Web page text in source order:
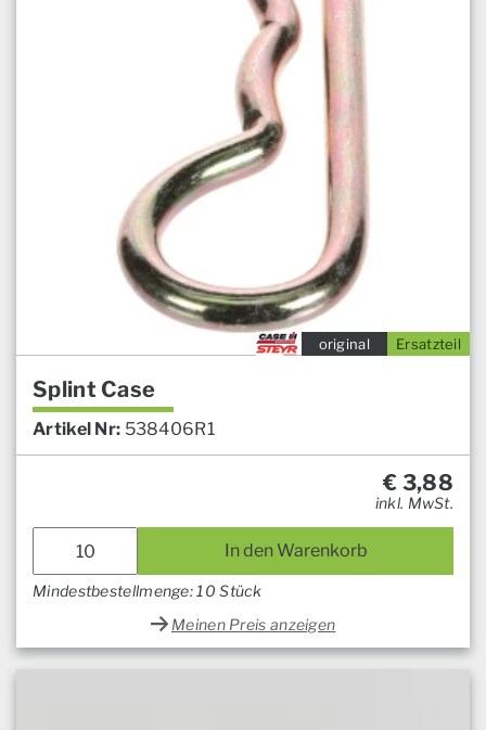
Ersatzteil
original
Splint Case
Artikel Nr: 538406R1
€ 3,88
inkl. MwSt.
In den Warenkorb
Mindestbestellmenge: 10 Stück
Meinen Preis anzeigen